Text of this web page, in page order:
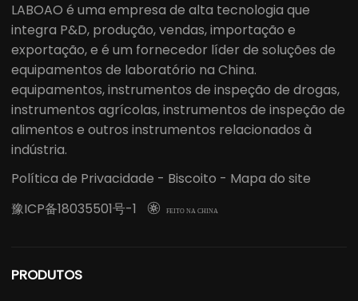
LABOAO é uma empresa de alta tecnologia que
integra P&D, produção, vendas, importação e
exportação, e é um fornecedor líder de soluções de
equipamentos de laboratório na China.
equipamentos, instrumentos de inspeção de drogas,
instrumentos agrícolas, instrumentos de inspeção de
alimentos e outros instrumentos relacionados à
indústria.
Política de Privacidade - Biscoito - Mapa do site
豫ICP备18035501号-1
 FEITO NA CHINA
PRODUTOS